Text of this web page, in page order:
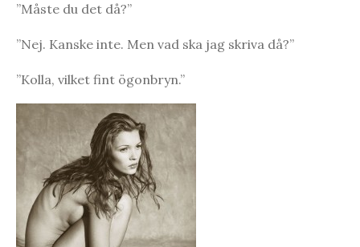
”Måste du det då?”
”Nej. Kanske inte. Men vad ska jag skriva då?”
”Kolla, vilket fint ögonbryn.”